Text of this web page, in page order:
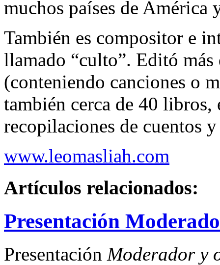
muchos países de América
También es compositor e
llamado “culto”. Editó
(conteniendo canciones o
también cerca de 40 libros,
recopilaciones de cuentos
www.leomasliah.com
Artículos relacionados:
Presentación
Presentación Moderador y